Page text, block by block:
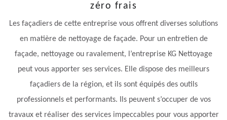
zéro frais
Les façadiers de cette entreprise vous offrent diverses solutions
en matière de nettoyage de façade. Pour un entretien de
façade, nettoyage ou ravalement, l’entreprise KG Nettoyage
peut vous apporter ses services. Elle dispose des meilleurs
façadiers de la région, et ils sont équipés des outils
professionnels et performants. Ils peuvent s’occuper de vos
travaux et réaliser des services impeccables pour vous apporter